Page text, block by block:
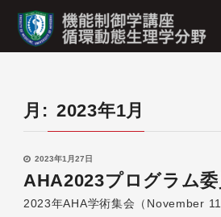
月: 2023年1月
2023年1月27日
AHA2023プログラム
2023年AHA学術集会（November